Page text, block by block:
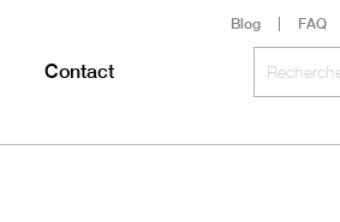
Blog FAQ
Contact